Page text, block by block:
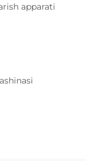
apparati